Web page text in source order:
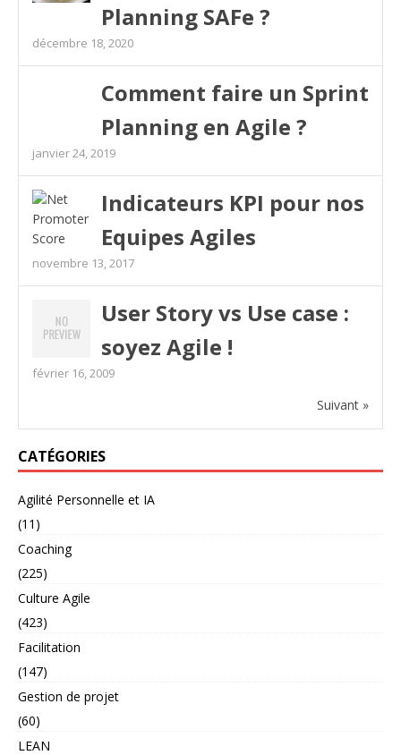
Planning SAFe ?
décembre 18, 2020
Comment faire un Sprint
Planning en Agile ?
janvier 24, 2019
Indicateurs KPI pour nos
Equipes Agiles
novembre 13, 2017
User Story vs Use case :
soyez Agile !
février 16, 2009
Suivant »
CATÉGORIES
Agilité Personnelle et IA
(11)
Coaching
(225)
Culture Agile
(423)
Facilitation
(147)
Gestion de projet
(60)
LEAN